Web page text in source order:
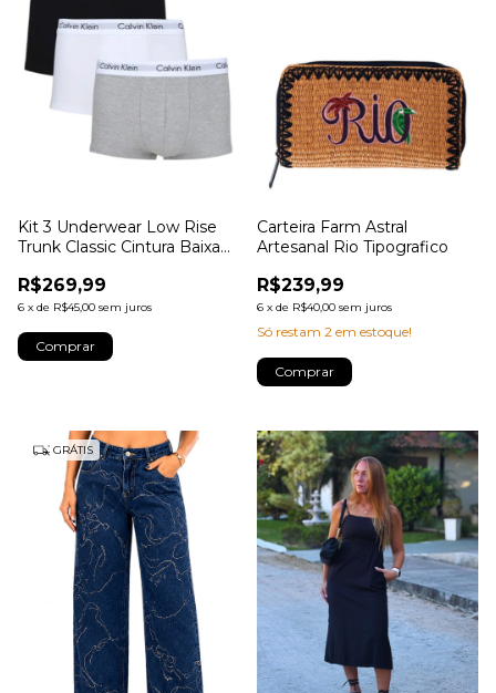
Kit 3 Underwear Low Rise
Trunk Classic Cintura Baixa
Klein Multicolor
R$269,99
6 x de R$45,00 sem juros
Comprar
Carteira Farm Astral
Artesanal Rio Tipografico
R$239,99
6 x de R$40,00 sem juros
Só restam 2 em estoque!
GRÁTIS